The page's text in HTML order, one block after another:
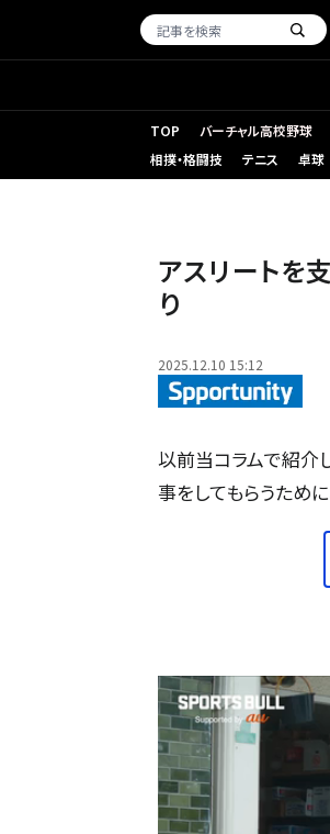
TOP バーチャル高校野球
相撲・格闘技
テニス 卓球
アスリート
り
2025.12.10 15:12
以前当コラムで紹介
事をしてもらうため